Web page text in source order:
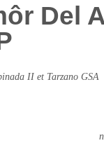
Del
II et Tarzano GSA